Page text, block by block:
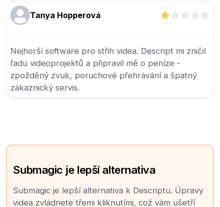
Tanya Hopperová
Nejhorší software pro střih videa. Descript mi zničil
řadu videoprojektů a připravil mě o peníze -
zpožděný zvuk, poruchové přehrávání a špatný
zákaznický servis.
Submagic je lepší alternativa
Submagic je lepší alternativa k Descriptu. Úpravy
videa zvládnete třemi kliknutími, což vám ušetří